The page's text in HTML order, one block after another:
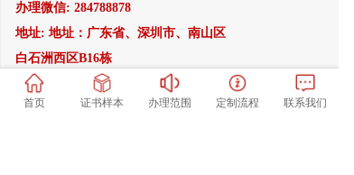
办理微信: 284788878
地址: 地址：广东省、深圳市、南山区
白石洲西区B16栋
首页 证书样本 办理范围 定制流程 联系我们